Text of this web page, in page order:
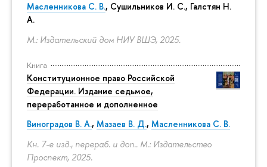
Масленникова С. В., Сушильников И. С., Галстян Н.
А.
М.: Издательский дом НИУ ВШЭ, 2025.
Книга
Конституционное право Российской
Федерации. Издание седьмое,
переработанное и дополненное
Виноградов В. А., Мазаев В. Д., Масленникова С. В.
Кн. 7-е изд., перераб. и доп.. М.: Издательство
Проспект, 2025.